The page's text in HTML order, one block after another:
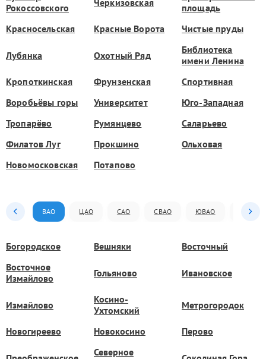
Рокоссовского
площадь
Красносельская
Красные Ворота Чистые пруды
Лубянка Охотный Ряд
Библиотека
имени Ленина
Кропоткинская
Фрунзенская
Спортивная
Воробьёвы горы
Университет
Юго-Западная
Тропарёво
Румянцево
Саларьево
Филатов Луг
Прокшино
Ольховая
Новомосковская
Потапово
ВАО ЦАО САО СВАО ЮВАО ЮАО
Богородское Вешняки
Восточный
Восточное
Измайлово
Гольяново Ивановское
Измайлово
Косино-
Ухтомский
Метрогородок
Новогиреево Новокосино Перово
Северное